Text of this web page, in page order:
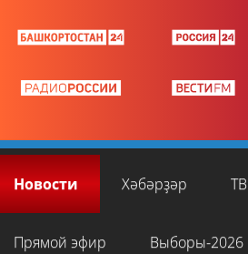
Новости Хәбәрҙәр ТВ
Прямой эфир Выборы-2026